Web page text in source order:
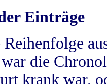
Einträge
die
krank war,